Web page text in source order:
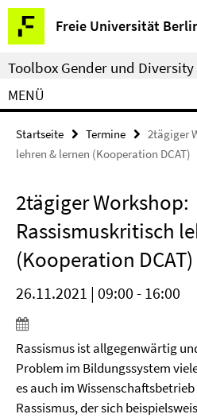
Springe
direkt
zu
Inhalt
Freie Universität
Service-
Navigation
Toolbox Gender und
MENÜ
Startseite Termine
2tägiger
lehren & lernen (Kooperation DCAT)
2tägiger Workshop:
Rassismuskritisch
(Kooperation DCAT)
26.11.2021 | 09:00 - 16:00
Rassismus ist allgegenwärtig
Problem im Bildungssystem
es auch im
Rassismus, der sich